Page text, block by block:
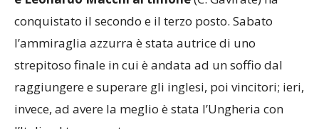
conquistato il secondo e il terzo posto. Sabato
l’ammiraglia azzurra è stata autrice di uno
strepitoso finale in cui è andata ad un soffio dal
raggiungere e superare gli inglesi, poi vincitori; ieri,
invece, ad avere la meglio è stata l’Ungheria con